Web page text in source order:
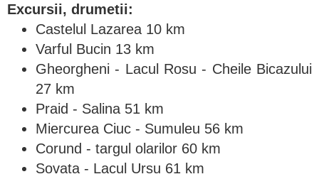
Excursii, drumetii:
Castelul Lazarea 10 km
Varful Bucin 13 km
Gheorgheni - Lacul Rosu - Cheile Bicazului
27 km
Praid - Salina 51 km
Miercurea Ciuc - Sumuleu 56 km
Corund - targul olarilor 60 km
Sovata - Lacul Ursu 61 km